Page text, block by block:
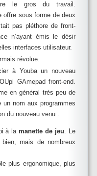
le gros du travail.
offre sous forme de deux
pas pléthore de front-
n’ayant émis le désir
interfaces utilisateur.
révolue.
à Youba un nouveau
GAmepad front-end.
en général très peu de
nom aux programmes
du nouveau venu :
à lamanette de jeu. Le
mais de nombreux
plus ergonomique, plus